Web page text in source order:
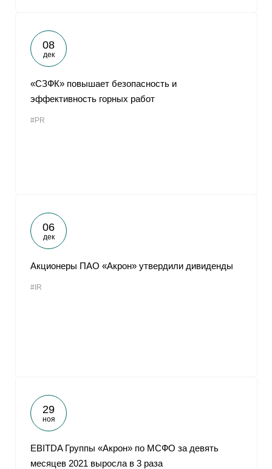
08
дек
«СЗФК» повышает безопасность и
эффективность горных работ
#PR
06
дек
Акционеры ПАО «Акрон» утвердили дивиденды
#IR
29
ноя
EBITDA Группы «Акрон» по МСФО за девять
месяцев 2021 выросла в 3 раза